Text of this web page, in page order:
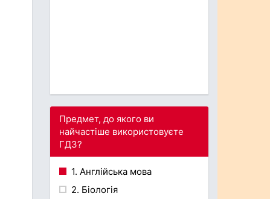
Предмет, до якого ви
найчастіше використовуєте
ГДЗ?
1. Англійська мова
2. Біологія